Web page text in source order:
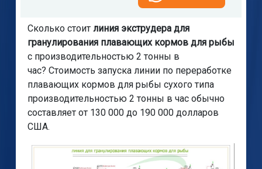
Сколько стоит линия экструдера для
гранулирования плавающих кормов для рыбы
с производительностью 2 тонны в
час? Стоимость запуска линии по переработке
плавающих кормов для рыбы сухого типа
производительностью 2 тонны в час обычно
составляет от 130 000 до 190 000 долларов
США.